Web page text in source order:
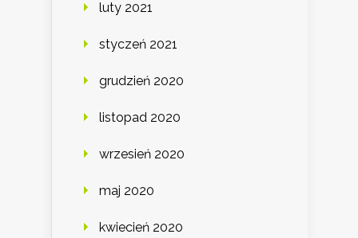
luty 2021
styczeń 2021
grudzień 2020
listopad 2020
wrzesień 2020
maj 2020
kwiecień 2020